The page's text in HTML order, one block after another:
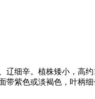
辽细辛。植株矮小，高
紫色或淡褐色，叶柄